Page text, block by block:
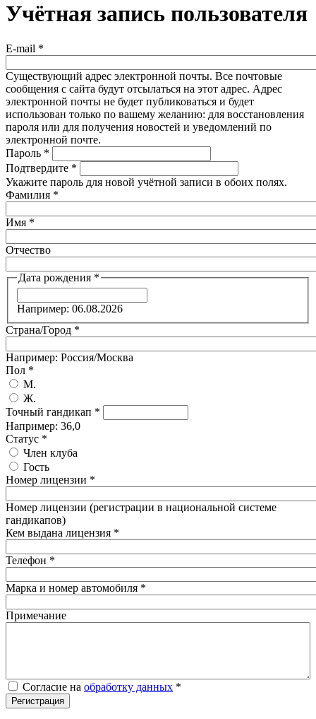
Учётная запись пользователя
E-mail *
Существующий адрес электронной почты. Все почтовые
сообщения с сайта будут отсылаться на этот адрес. Адрес
электронной почты не будет публиковаться и будет
использован только по вашему желанию: для восстановления
пароля или для получения новостей и уведомлений по
электронной почте.
Пароль *
Подтвердите *
Укажите пароль для новой учётной записи в обоих полях.
Фамилия *
Имя *
Отчество
Дата рождения *
Например: 06.08.2026
Страна/Город *
Например: Россия/Москва
Пол *
М.
Ж.
Точный гандикап *
Например: 36,0
Статус *
Член клуба
Гость
Номер лицензии *
Номер лицензии (регистрации в национальной системе
гандикапов)
Кем выдана лицензия *
Телефон *
Марка и номер автомобиля *
Примечание
Согласие на обработку данных *